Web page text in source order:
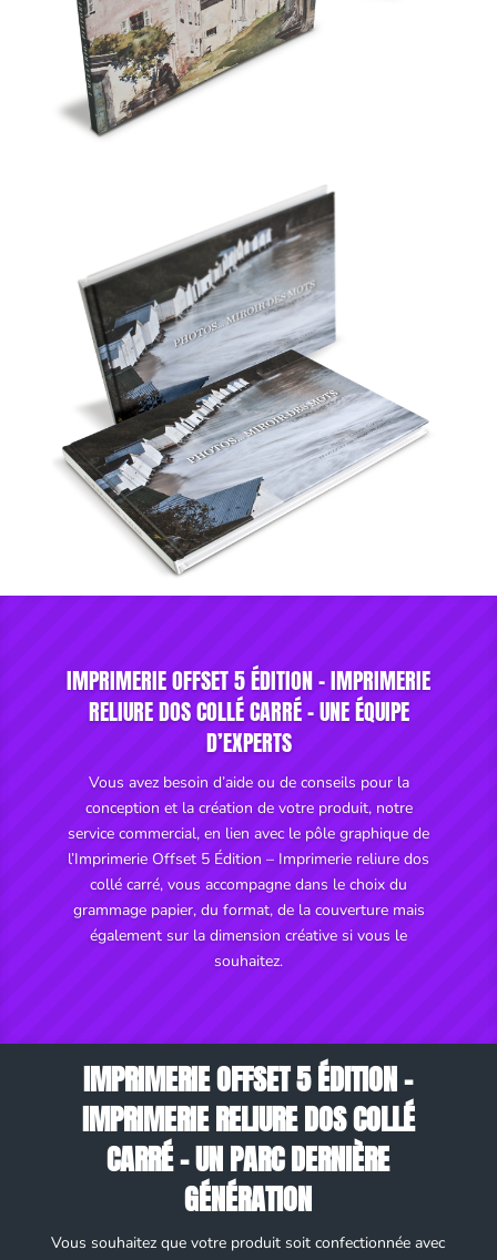
IMPRIMERIE OFFSET 5 ÉDITION - IMPRIMERIE
RELIURE DOS COLLÉ CARRÉ - UNE ÉQUIPE
D’EXPERTS
Vous avez besoin d’aide ou de conseils pour la
conception et la création de votre produit, notre
service commercial, en lien avec le pôle graphique de
l’Imprimerie Offset 5 Édition – Imprimerie reliure dos
collé carré, vous accompagne dans le choix du
grammage papier, du format, de la couverture mais
également sur la dimension créative si vous le
souhaitez.
IMPRIMERIE OFFSET 5 ÉDITION –
IMPRIMERIE RELIURE DOS COLLÉ
CARRÉ – UN PARC DERNIÈRE
GÉNÉRATION
Vous souhaitez que votre produit soit confectionnée avec